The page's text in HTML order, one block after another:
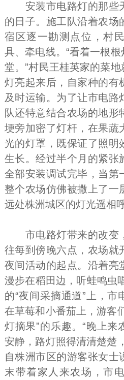
安装市电路灯的那些
的日子。施工队沿着农场
宿区逐一勘测点位，村
具、牵电线。“看着一根
堂。”村民王桂英家的菜
灯亮起来后，自家种的有
及时运输。为了让市电路
队还特意结合农场的地形
埂旁加密了灯杆，在果蔬
光的灯罩，既保证了照明
生长。经过半个月的紧张
全部安装调试完毕，当第
整个农场仿佛被撒上了一
远处株洲城区的灯光遥相呼
市电路灯带来的改变
往每到傍晚六点，农场就
夜间活动的起点。沿着亮
漫步在稻田边，听蛙鸣虫
的“夜间采摘通道”上，市
在草莓和小番茄上，游客
灯摘果”的乐趣。“晚上来
安静，路灯照得清清楚楚
自株洲市区的游客张女士
末带着家人来农场，市